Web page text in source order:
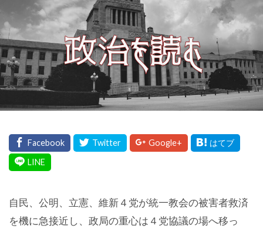
自民、公明、立憲、維新４党が統一教会の被害者救済
を機に急接近し、政局の重心は４党協議の場へ移っ